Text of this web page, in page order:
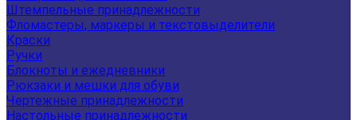
Штемпельные принадлежности
Фломастеры, маркеры и текстовыделители
Краски
Ручки
Блокноты и ежедневники
Рюкзаки и мешки для обуви
Чертежные принадлежности
Настольные принадлежности